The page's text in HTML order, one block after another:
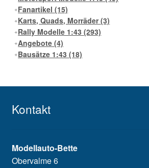
Fanartikel(15)
Karts, Quads, Morräder(3)
Rally Modelle 1:43(293)
Angebote(4)
Bausätze 1:43(18)
Kontakt
Modellauto-Bette
Obervalme 6